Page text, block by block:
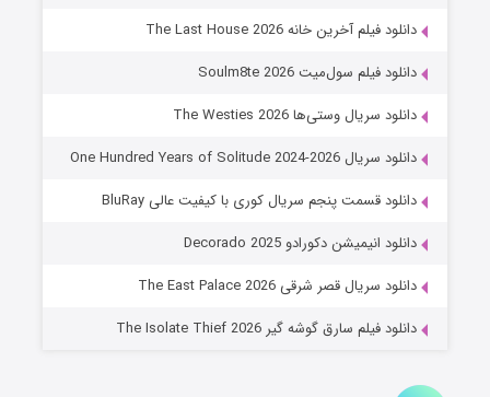
عملیات آپارتمان
قسمت۲ (زیرنویس) منتشر شد
دانلود فیلم آخرین خانه The Last House 2026
دانلود فیلم سول‌میت Soulm8te 2026
دانلود سریال وستی‌ها The Westies 2026
دانلود سریال One Hundred Years of Solitude 2024-2026
دانلود قسمت پنجم سریال کوری با کیفیت عالی BluRay
دانلود انیمیشن دکورادو Decorado 2025
دانلود سریال قصر شرقی The East Palace 2026
دانلود فیلم سارق گوشه گیر The Isolate Thief 2026